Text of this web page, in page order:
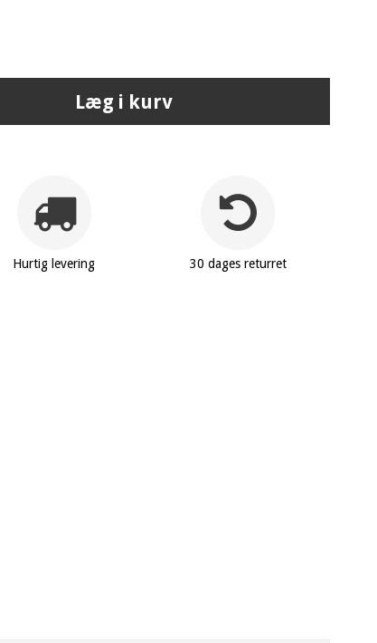
Læg i kurv
Hurtig levering 30 dages returret